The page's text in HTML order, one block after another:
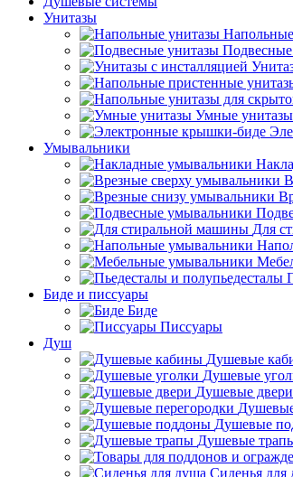
Унитазы
Умные унитазы
Умывальники
Для
Биде и писсуары
Биде
Писсуары
Душ
Душевые
Душевые
Душевые двери
Душевые
Душевые
Сиденья для